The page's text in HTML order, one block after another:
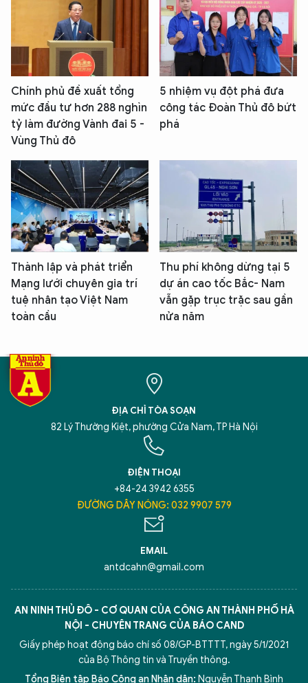
Chính phủ đề xuất tổng
mức đầu tư hơn 288 nghìn
tỷ làm đường Vành đai 5 -
Vùng Thủ đô
5 nhiệm vụ đột phá đưa
công tác Đoàn Thủ đô bứt
phá
Thành lập và phát triển
Mạng lưới chuyên gia trí
tuệ nhân tạo Việt Nam
toàn cầu
Thu phí không dừng tại 5
dự án cao tốc Bắc- Nam
vẫn gặp trục trặc sau gần
nửa năm
ĐỊA CHỈ TÒA SOẠN
82 Lý Thường Kiệt, phường Cửa Nam, TP Hà Nội
ĐIỆN THOẠI
+84-24 3942 6355
ĐƯỜNG DÂY NÓNG: 032 9907 579
EMAIL
antdcahn@gmail.com
AN NINH THỦ ĐÔ - CƠ QUAN CỦA CÔNG AN THÀNH PHỐ HÀ
NỘI - CHUYÊN TRANG CỦA BÁO CAND
Giấy phép hoạt động báo chí số 08/GP-BTTTT, ngày 5/1/2021
của Bộ Thông tin và Truyền thông.
Tổng Biên tập Báo Công an Nhân dân: Nguyễn Thanh Bình